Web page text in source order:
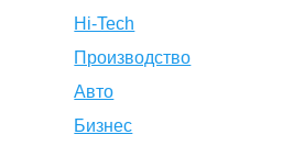
Hi-Tech
Производство
Авто
Бизнес